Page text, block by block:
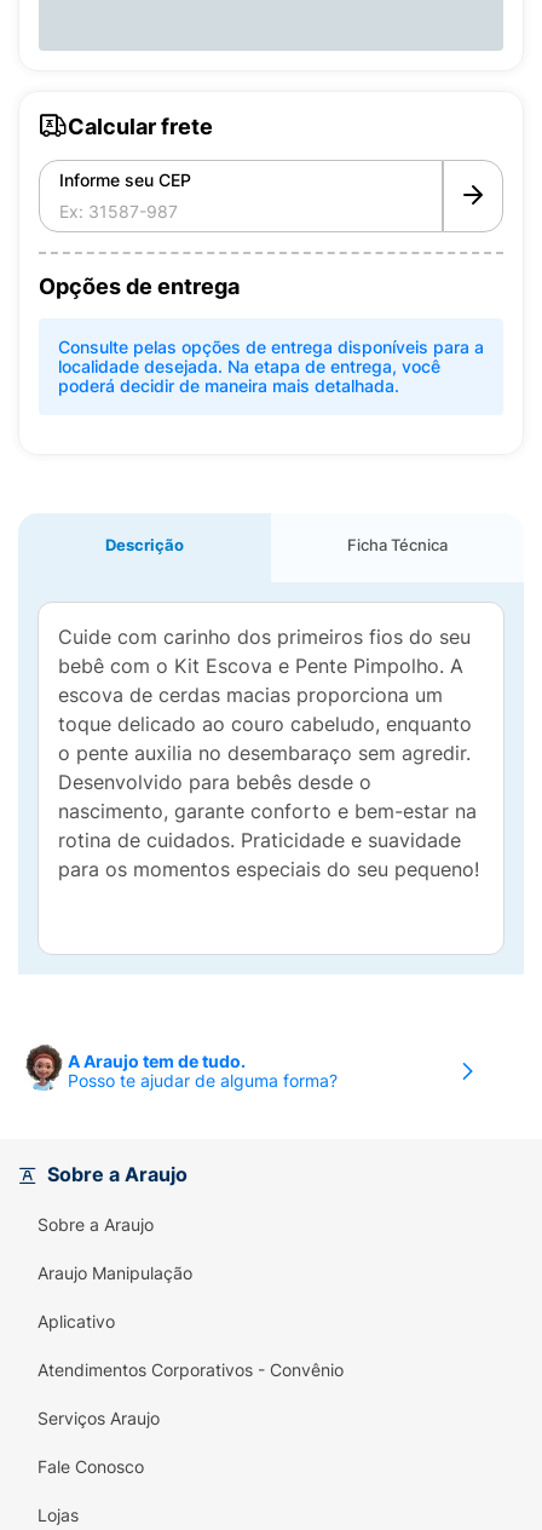
Calcular frete
Informe seu CEP
Opções de entrega
Consulte pelas opções de entrega disponíveis para a
localidade desejada. Na etapa de entrega, você
poderá decidir de maneira mais detalhada.
Descrição Ficha Técnica
Cuide com carinho dos primeiros fios do seu
bebê com o Kit Escova e Pente Pimpolho. A
escova de cerdas macias proporciona um
toque delicado ao couro cabeludo, enquanto
o pente auxilia no desembaraço sem agredir.
Desenvolvido para bebês desde o
nascimento, garante conforto e bem-estar na
rotina de cuidados. Praticidade e suavidade
para os momentos especiais do seu pequeno!
A Araujo tem de tudo.
Posso te ajudar de alguma forma?
Sobre a Araujo
Sobre a Araujo
Araujo Manipulação
Aplicativo
Atendimentos Corporativos - Convênio
Serviços Araujo
Fale Conosco
Lojas